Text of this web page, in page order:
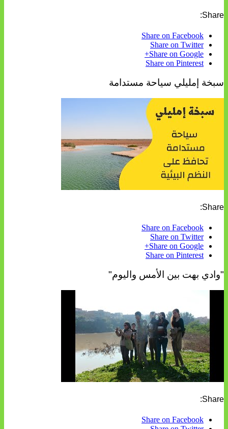
Share:
Share on Facebook
Share on Twitter
Share on Google+
Share on Pinterest
سبخة إمليلي سياحة مستدامة
Share:
Share on Facebook
Share on Twitter
Share on Google+
Share on Pinterest
"وادي بهت بين الأمس واليوم"
Share:
Share on Facebook